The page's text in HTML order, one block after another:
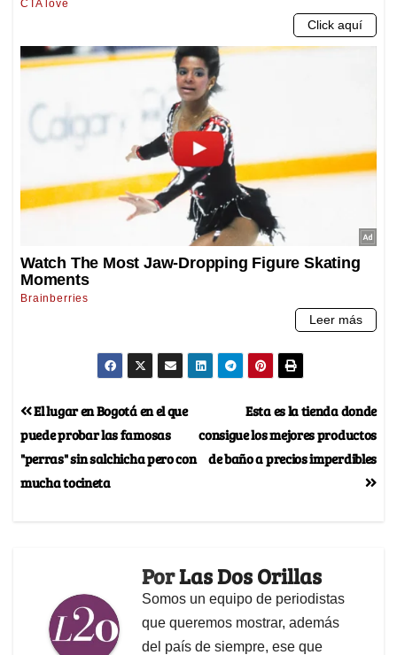
Esta es la tienda donde
consigue los mejores productos
de baño a precios imperdibles
El lugar en Bogotá en el que
puede probar las famosas
"perras" sin salchicha pero con
mucha tocineta
PorLas Dos Orillas
Somos un equipo de periodistas
que queremos mostrar, además
del país de siempre, ese que